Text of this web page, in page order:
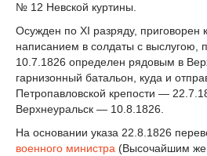
№ 12 Невской куртины.
Осужден по XI разряду, приговорен
написанием в солдаты с выслугою,
10.7.1826 определен рядовым в
гарнизонный батальон, куда и
Петропавловской крепости —
Верхнеуральск — 10.8.1826.
На основании указа 22.8.1826
военного министра (Высочайшим же